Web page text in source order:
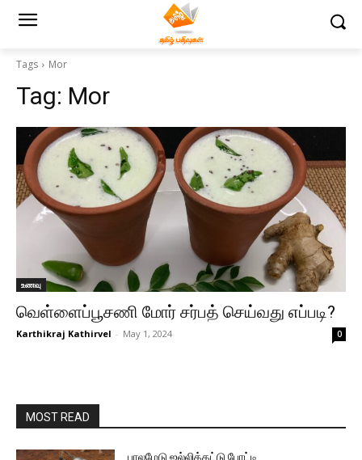
Tags Mor
Tag: Mor
உணவு
வெள்ளைப்பூசணி மோர் சர்பத் செய்வது எப்படி?
Karthikraj Kathirvel - May 1, 2024 0
MOST READ
பாலமேடு ஜல்லிக்கட்டு போட்டி